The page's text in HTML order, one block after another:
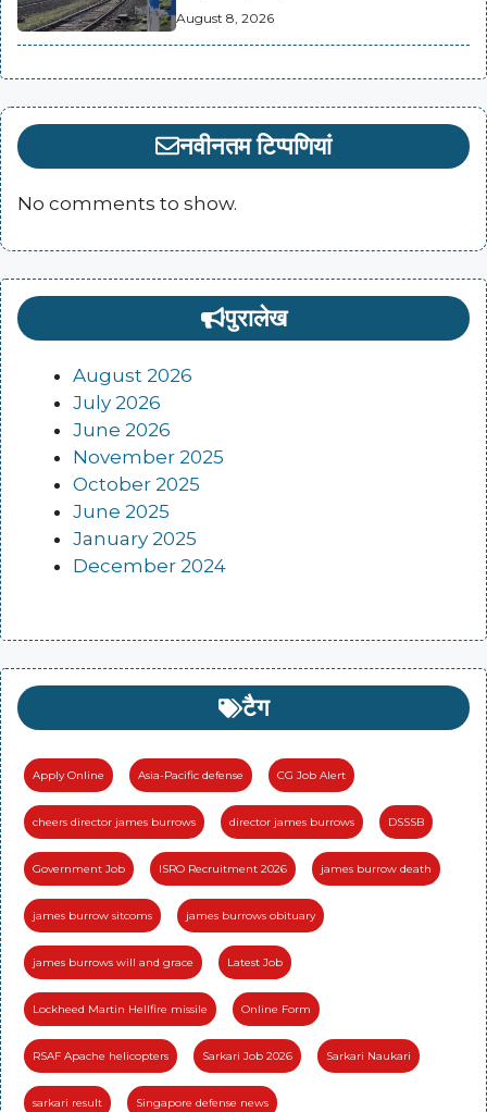
August 8, 2026
नवीनतम टिप्पणियां
No comments to show.
पुरालेख
August 2026
July 2026
June 2026
November 2025
October 2025
June 2025
January 2025
December 2024
टैग
Apply Online Asia-Pacific defense CG Job Alert
cheers director james burrows director james burrows DSSSB
Government Job ISRO Recruitment 2026 james burrow death
james burrow sitcoms james burrows obituary
james burrows will and grace Latest Job
Lockheed Martin Hellfire missile Online Form
RSAF Apache helicopters Sarkari Job 2026 Sarkari Naukari
sarkari result Singapore defense news